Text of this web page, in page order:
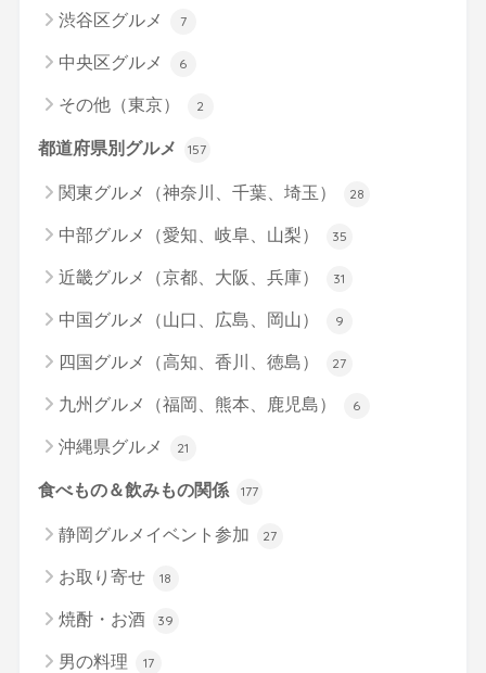
渋谷区グルメ 7
中央区グルメ 6
その他（東京） 2
都道府県別グルメ 157
関東グルメ（神奈川、千葉、埼玉） 28
中部グルメ（愛知、岐阜、山梨） 35
近畿グルメ（京都、大阪、兵庫） 31
中国グルメ（山口、広島、岡山） 9
四国グルメ（高知、香川、徳島） 27
九州グルメ（福岡、熊本、鹿児島） 6
沖縄県グルメ 21
食べもの＆飲みもの関係 177
静岡グルメイベント参加 27
お取り寄せ 18
焼酎・お酒 39
男の料理 17